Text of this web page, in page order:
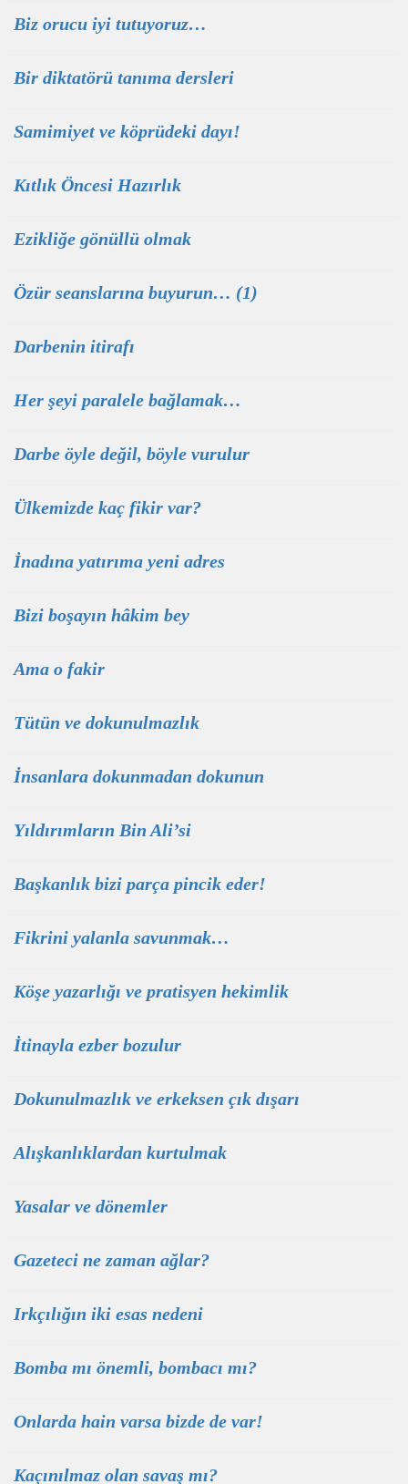
Biz orucu iyi tutuyoruz…
Bir diktatörü tanıma dersleri
Samimiyet ve köprüdeki dayı!
Kıtlık Öncesi Hazırlık
Ezikliğe gönüllü olmak
Özür seanslarına buyurun… (1)
Darbenin itirafı
Her şeyi paralele bağlamak…
Darbe öyle değil, böyle vurulur
Ülkemizde kaç fikir var?
İnadına yatırıma yeni adres
Bizi boşayın hâkim bey
Ama o fakir
Tütün ve dokunulmazlık
İnsanlara dokunmadan dokunun
Yıldırımların Bin Ali’si
Başkanlık bizi parça pincik eder!
Fikrini yalanla savunmak…
Köşe yazarlığı ve pratisyen hekimlik
İtinayla ezber bozulur
Dokunulmazlık ve erkeksen çık dışarı
Alışkanlıklardan kurtulmak
Yasalar ve dönemler
Gazeteci ne zaman ağlar?
Irkçılığın iki esas nedeni
Bomba mı önemli, bombacı mı?
Onlarda hain varsa bizde de var!
Kaçınılmaz olan savaş mı?